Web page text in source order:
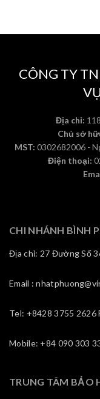
CÔNG TY
Địa chỉ:
Chủ sở
MST: 0302682006 -
Điện thoại:
CHI NHÁNH BÌNH
Địa chỉ: 27 Đường Số
Email :
Tel: +8428 3755 2626
Mobile: +84 090 303
TRUNG TÂM BẢO